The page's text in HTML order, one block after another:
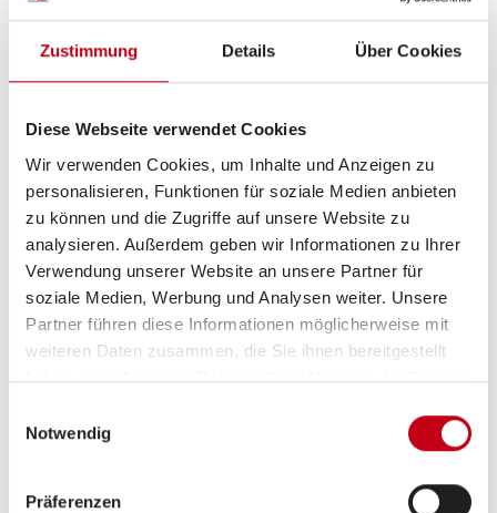
Zustimmung Details Über Cookies
Diese Webseite verwendet Cookies
Wir verwenden Cookies, um Inhalte und Anzeigen zu
personalisieren, Funktionen für soziale Medien anbieten
zu können und die Zugriffe auf unsere Website zu
analysieren. Außerdem geben wir Informationen zu Ihrer
Verwendung unserer Website an unsere Partner für
soziale Medien, Werbung und Analysen weiter. Unsere
Partner führen diese Informationen möglicherweise mit
weiteren Daten zusammen, die Sie ihnen bereitgestellt
haben oder die sie im Rahmen Ihrer Nutzung der Dienste
Notwendig
Präferenzen
ESP
Aufbau
Heckgarage
Sitzheizung Fahrerhaus